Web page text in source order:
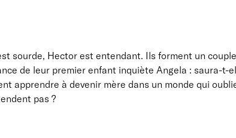
sourde, Hector est entendant. Ils forment un
de leur premier enfant inquiète Angela : saura-t-
apprendre à devenir mère dans un monde qui
pas ?